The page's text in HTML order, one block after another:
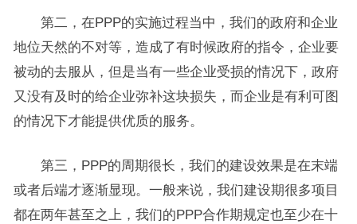
第二，在PPP的实施过程当中，我们的政府和企业
地位天然的不对等，造成了有时候政府的指令，企业要
被动的去服从，但是当有一些企业受损的情况下，政府
又没有及时的给企业弥补这块损失，而企业是有利可图
的情况下才能提供优质的服务。
第三，PPP的周期很长，我们的建设效果是在末端
或者后端才逐渐显现。一般来说，我们建设期很多项目
都在两年甚至之上，我们的PPP合作期规定也至少在十